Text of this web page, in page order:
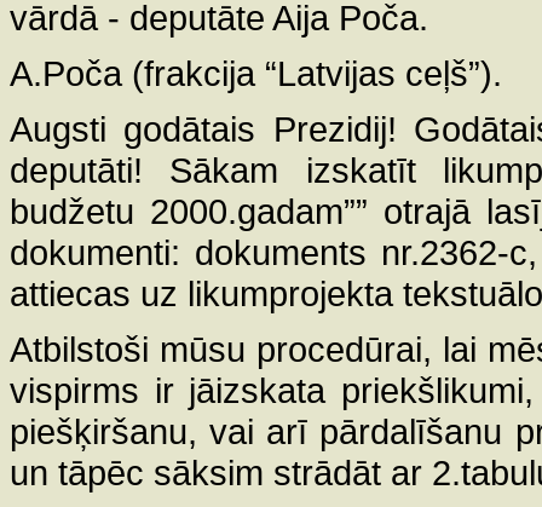
vārdā - deputāte Aija Poča.
A.Poča (frakcija “Latvijas ceļš”).
Augsti godātais Prezidij!
deputāti! Sākam izskatīt
budžetu 2000.gadam”” otrajā
dokumenti: dokuments nr.2362-
attiecas uz likumprojekta
Atbilstoši mūsu procedūrai, lai
vispirms ir jāizskata
piešķiršanu, vai arī pārdalīšanu
un tāpēc sāksim strādāt ar